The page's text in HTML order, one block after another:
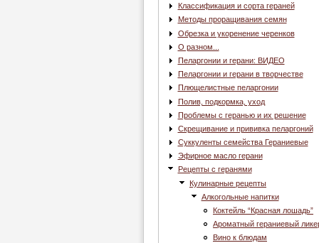
Классификация и сорта гераней
Методы проращивания семян
Обрезка и укоренение черенков
О разном...
Пеларгонии и герани: ВИДЕО
Пеларгонии и герани в творчестве
Плющелистные пеларгонии
Полив, подкормка, уход
Проблемы с геранью и их решение
Скрещивание и прививка пеларгоний
Суккуленты семейства Гераниевые
Эфирное масло герани
Рецепты с геранями
Кулинарные рецепты
Алкогольные напитки
Коктейль “Красная лошадь”
Ароматный гераниевый
Вино к блюдам